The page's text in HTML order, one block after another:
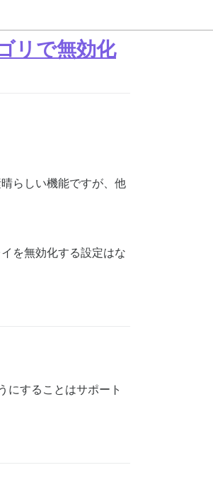
リで無効化
らしい機能ですが、他
を無効化する設定はな
にすることはサポート